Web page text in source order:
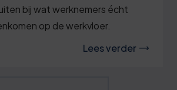
bij wat werknemers écht
op de werkvloer.
Lees verder